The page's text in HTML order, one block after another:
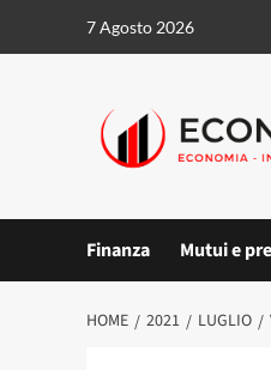
7 Agosto 2026
Finanza Mutui e
HOME 2021 LUGLIO